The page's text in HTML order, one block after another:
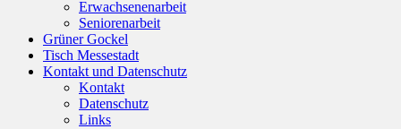
Erwachsenenarbeit
Seniorenarbeit
Grüner Gockel
Tisch Messestadt
Kontakt und Datenschutz
Kontakt
Datenschutz
Links